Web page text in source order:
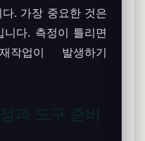
. 가장 중요한 것은
니다. 측정이 틀리면
업이 발생하기